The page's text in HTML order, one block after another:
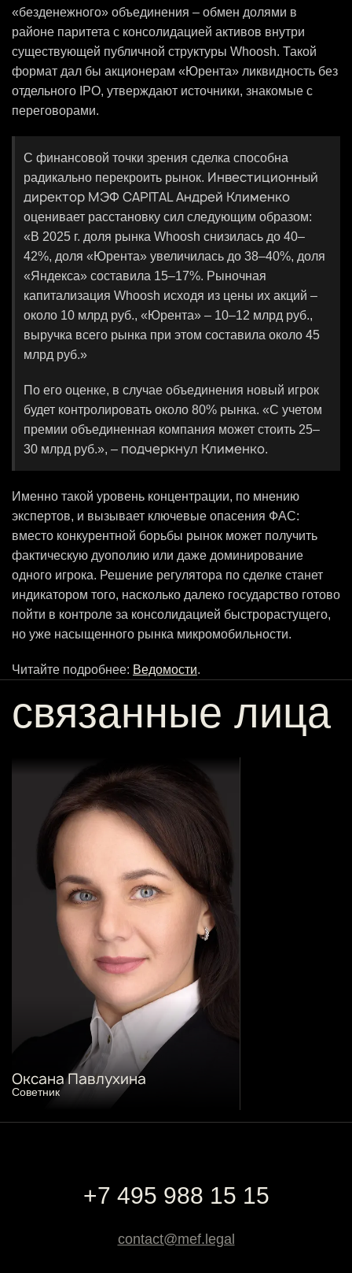
«безденежного» объединения – обмен долями в
районе паритета с консолидацией активов внутри
существующей публичной структуры Whoosh. Такой
формат дал бы акционерам «Юрента» ликвидность без
отдельного IPO, утверждают источники, знакомые с
переговорами.
С финансовой точки зрения сделка способна
радикально перекроить рынок. Инвестиционный
директор МЭФ CAPITAL Андрей Клименко
оценивает расстановку сил следующим образом:
«В 2025 г. доля рынка Whoosh снизилась до 40–
42%, доля «Юрента» увеличилась до 38–40%, доля
«Яндекса» составила 15–17%. Рыночная
капитализация Whoosh исходя из цены их акций –
около 10 млрд руб., «Юрента» – 10–12 млрд руб.,
выручка всего рынка при этом составила около 45
млрд руб.»
По его оценке, в случае объединения новый игрок
будет контролировать около 80% рынка. «С учетом
премии объединенная компания может стоить 25–
30 млрд руб.», – подчеркнул Клименко.
Именно такой уровень концентрации, по мнению
экспертов, и вызывает ключевые опасения ФАС:
вместо конкурентной борьбы рынок может получить
фактическую дуополию или даже доминирование
одного игрока. Решение регулятора по сделке станет
индикатором того, насколько далеко государство готово
пойти в контроле за консолидацией быстрорастущего,
но уже насыщенного рынка микромобильности.
Читайте подробнее: Ведомости.
связанные лица
Оксана Павлухина
Cоветник
+7 495 988 15 15
contact@mef.legal